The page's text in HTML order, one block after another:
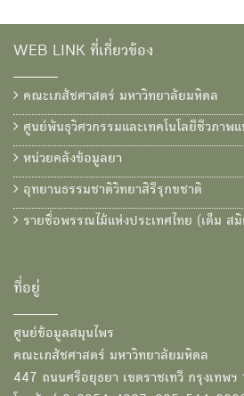
WEB LINK ที่เกี่ยวข้อง
คณะเภสัชศาสตร์ มหาวิทยาลัยมหิดล
ศูนย์พันธุวิศวกรรมและเทคโนโลยีชีวภาพแ
หน่วยคลังข้อมูลยา
อุทยานธรรมชาติวิทยาสิรีรุกขชาติ
รายชื่อพรรณไม้แห่งประเทศไทย (เต็ม ส
ที่อยู่
ศูนย์ข้อมูลสมุนไพร
คณะเภสัชศาสตร์ มหาวิทยาลัยมหิดล
447 ถนนศรีอยุธยา เขตราชเทวี กรุงเทพฯ